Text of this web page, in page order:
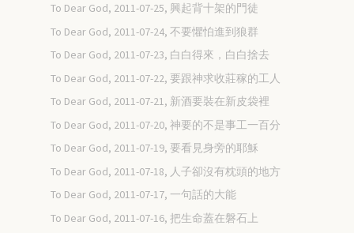
To Dear God, 2011-07-25, 興起背十架的門徒
To Dear God, 2011-07-24, 不要懼怕進到狼群
To Dear God, 2011-07-23, 白白得來，白白捨去
To Dear God, 2011-07-22, 要跟神求收莊稼的工人
To Dear God, 2011-07-21, 新酒要裝在新皮袋裡
To Dear God, 2011-07-20, 神要的不是事工一百分
To Dear God, 2011-07-19, 要看見身旁的耶穌
To Dear God, 2011-07-18, 人子卻沒有枕頭的地方
To Dear God, 2011-07-17, 一句話的大能
To Dear God, 2011-07-16, 把生命蓋在磐石上